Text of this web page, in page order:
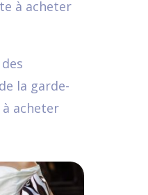
des
la garde-
acheter